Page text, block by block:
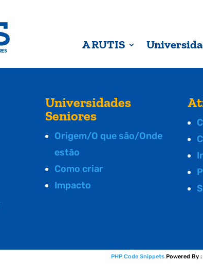
A RUTIS
Universidades
Seniores
Origem/O que são/Onde
estão
Como criar
Impacto
PHP Code Snippets Powered By :